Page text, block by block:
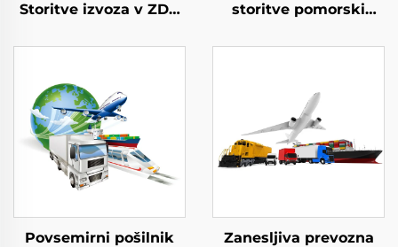
Storitve izvoza v ZDA
Združeno kraljestvo
vrata v vrata
storitve pomorski
FedEx express poštna
ZDA
Povsemirni pošilnik
Zanesljiva prevozna